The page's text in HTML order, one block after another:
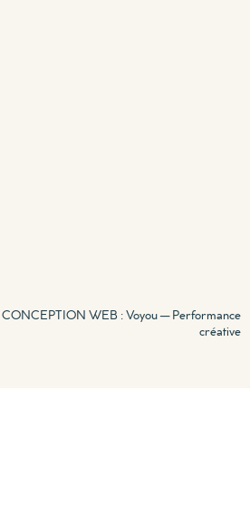
CONCEPTION WEB : Voyou — Performance
créative